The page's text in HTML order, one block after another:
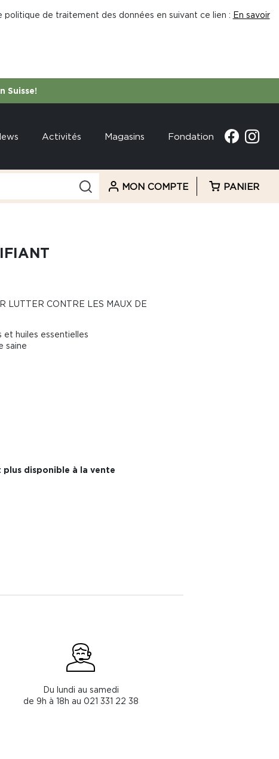
politique de traitement des données en suivant ce lien : En savoir
Suisse!
Activités Magasins Fondation
MON COMPTE PANIER
LUTTER CONTRE LES MAUX DE
et huiles essentielles
saine
disponible à la vente
Du lundi au samedi
de 9h à 18h au 021 331 22 38